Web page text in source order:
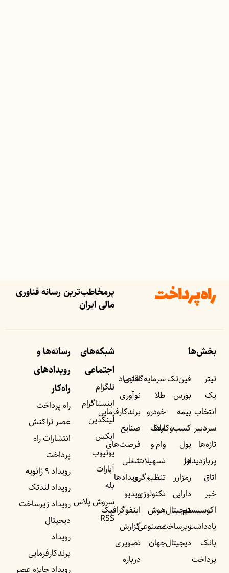
پرمخاطب‌ترین رسانه فناوری
مالی ایران
بخش‌ها
تیتر
یک
انتخاب
سردبیر
تازه‌ها
پربازدید‌ها
اتاق
خبر
اکوسیستم
یادداشت‌
بانک
پرداخت
فین‌تک
بورس
بیمه
کسب‌وکار‌ها
پول
ارز
رمزارز
دارایی
دیجیتال
زیرساخت
دیجیتال
سرمایه‌گذاری
طلا
خودرو
ملک
وام و
تسهیلات
تنظیم‌گری
تکنولوژی
هوش
مصنوعی
جهان
اقتصاد
نوآوری
برندکارفرمایی
صنایع
فرصت‌های
شغلی
رویداد‌ها
ویدیو
اینفوگرافیک
گزارش
تصویری
درباره
شبکه‌های
اجتماعی
تلگرام
اینستاگرام
لینکدین
ایکس
یوتیوب
آپارات
بله
سروش پلاس
RSS
رسانه‌ها و
رویداد‌های
راه‌کار
راه پرداخت
عصر تراکنش
انتشارات راه
پرداخت
رویداد ۹ ژانویه
رویداد لندتک
رویداد زیرساخت
دیجیتال
رویداد
برندکارفرمایی
رویداد جایزه عصر